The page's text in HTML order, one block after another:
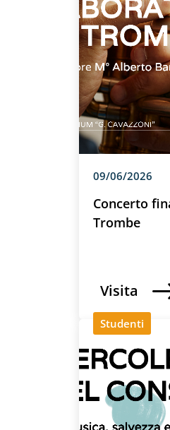
09/06/2026
Concerto
Trombe
Visita
Studenti